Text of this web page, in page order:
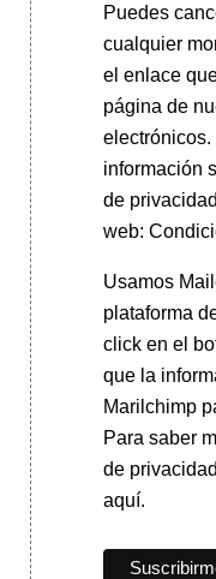
Puedes
cualquier
el enlace
página de
electrónicos.
información
de
web:
Usamos
plataforma
click en el
que la
Marilchimp
Para saber
de
aquí.